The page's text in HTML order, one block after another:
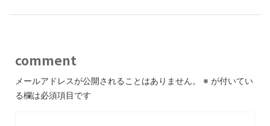
comment
メールアドレスが公開されることはありません。 ※ が付いてい
る欄は必須項目です